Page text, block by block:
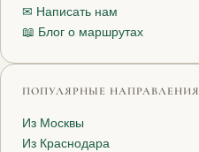
✉ Написать нам
📖 Блог о маршрутах
ПОПУЛЯРНЫЕ НАПРАВЛЕНИЯ
Из Москвы
Из Краснодара